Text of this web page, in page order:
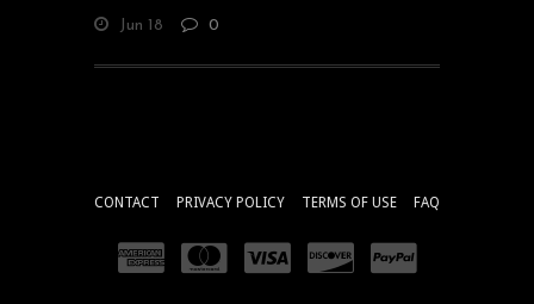
Jun 18 0
CONTACT PRIVACY POLICY TERMS OF USE FAQ